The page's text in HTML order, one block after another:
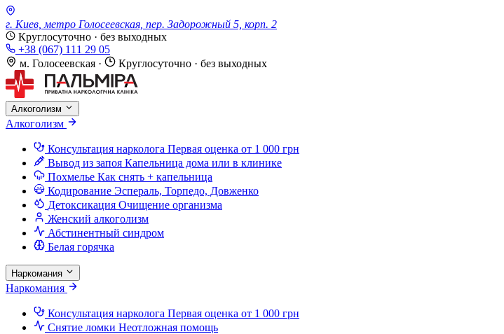
г. Киев, метро Голосеевская, пер. Задорожный 5, корп. 2
Круглосуточно · без выходных
+38 (067) 111 29 05
м. Голосеевская · Круглосуточно · без выходных
Алкоголизм
Алкоголизм
Консультация нарколога Первая оценка от 1 000 грн
Вывод из запоя Капельница дома или в клинике
Похмелье Как снять + капельница
Кодирование Эспераль, Торпедо, Довженко
Детоксикация Очищение организма
Женский алкоголизм
Абстинентный синдром
Белая горячка
Наркомания
Наркомания
Консультация нарколога Первая оценка от 1 000 грн
Снятие ломки Неотложная помощь